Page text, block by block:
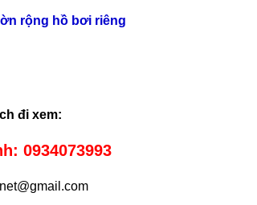
rộng hồ bơi riêng
đi xem:
0934073993